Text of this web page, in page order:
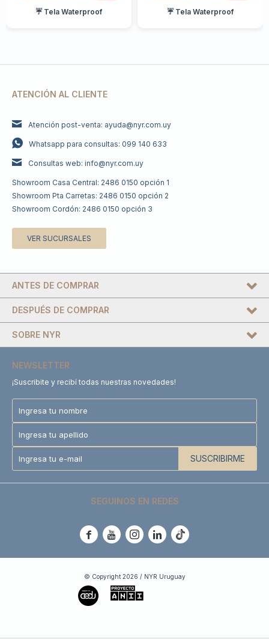
☔ Tela Waterproof
☔ Tela Waterproof
ATENCIÓN AL CLIENTE
Atención post-venta: ayuda@nyr.com.uy
Whatsapp para consultas: 099 140 633
Consultas web: info@nyr.com.uy
Showroom Casa Central: 2486 0150 opción 1
Showroom Pta Carretas: 2486 0150 opción 2
Showroom Cordón: 2486 0150 opción 3
VER SUCURSALES
DESPUÉS DE COMPRAR
SOBRE NYR
ANTES DE COMPRAR
NEWSLETTER
¡Suscribite y recibí todas nuestras novedades!
SUSCRIBIRME
SEGUINOS EN REDES
    
© Copyright 2026 / NYR Uruguay